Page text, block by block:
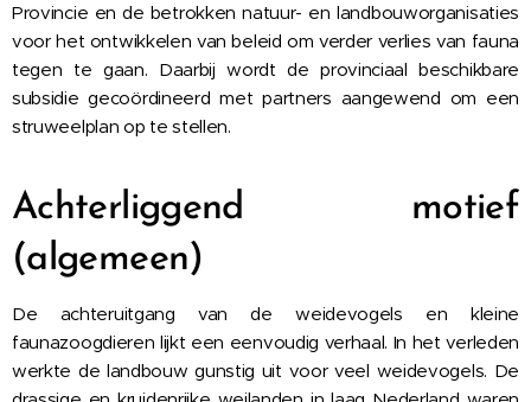
Provincie en de betrokken natuur- en landbouworganisaties
voor het ontwikkelen van beleid om verder verlies van fauna
tegen te gaan. Daarbij wordt de provinciaal beschikbare
subsidie gecoördineerd met partners aangewend om een
struweelplan op te stellen.
Achterliggend motief
(algemeen)
De achteruitgang van de weidevogels en kleine
faunazoogdieren lijkt een eenvoudig verhaal. In het verleden
werkte de landbouw gunstig uit voor veel weidevogels. De